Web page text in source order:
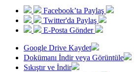
Facebook’ta Paylaş
Twitter'da Paylaş
E-Posta Gönder
Google Drive Kaydet
Dokümanı İndir veya Görüntüle
Sıkıştır ve İndir